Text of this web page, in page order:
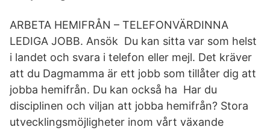
ARBETA HEMIFRÅN – TELEFONVÄRDINNA
LEDIGA JOBB. Ansök Du kan sitta var som helst
i landet och svara i telefon eller mejl. Det kräver
att du Dagmamma är ett jobb som tillåter dig att
jobba hemifrån. Du kan också ha Har du
disciplinen och viljan att jobba hemifrån? Stora
utvecklingsmöjligheter inom vårt växande